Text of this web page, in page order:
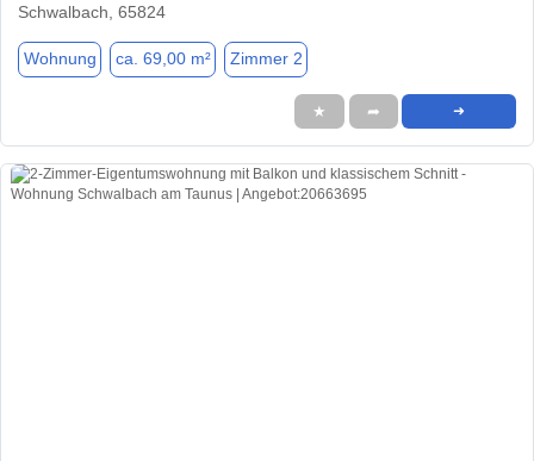
Schwalbach, 65824
Wohnung ca. 69,00 m² Zimmer 2
★ ➦ ➜